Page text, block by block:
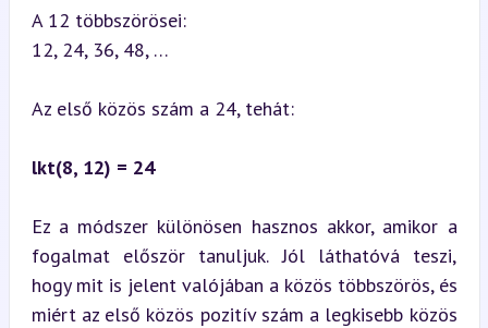
A 12 többszörösei:
12, 24, 36, 48, …
Az első közös szám a 24, tehát:
lkt(8, 12) = 24
Ez a módszer különösen hasznos akkor, amikor a
fogalmat először tanuljuk. Jól láthatóvá teszi,
hogy mit is jelent valójában a közös többszörös, és
miért az első közös pozitív szám a legkisebb közös